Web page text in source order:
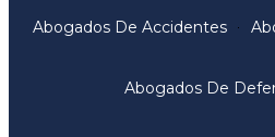
Abogados De Accidentes
Abogados De